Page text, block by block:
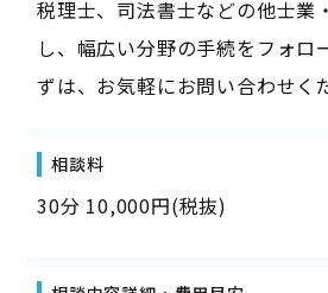
税理士、司法書士などの他士業
し、幅広い分野の手続をフォロ
ずは、お気軽にお問い合わせく
相談料
30分 10,000円(税抜)